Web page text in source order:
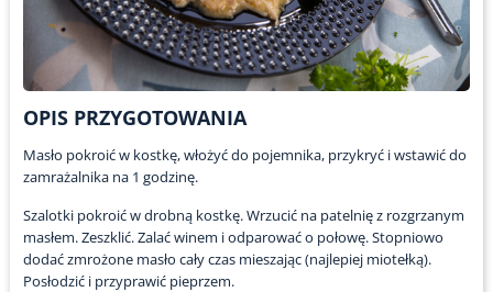
OPIS PRZYGOTOWANIA
Masło pokroić w kostkę, włożyć do pojemnika, przykryć i wstawić do
zamrażalnika na 1 godzinę.
Szalotki pokroić w drobną kostkę. Wrzucić na patelnię z rozgrzanym
masłem. Zeszklić. Zalać winem i odparować o połowę. Stopniowo
dodać zmrożone masło cały czas mieszając (najlepiej miotełką).
Posłodzić i przyprawić pieprzem.